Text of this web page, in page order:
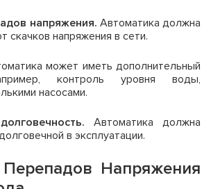
напряжения. Автоматика должна
скачков напряжения в сети.
может иметь дополнительный
контроль уровня воды,
насосами.
Автоматика должна
в эксплуатации.
Напряжения